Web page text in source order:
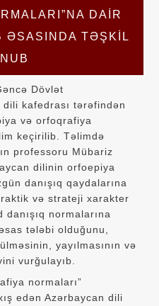
DAIR
ƏSASINDA TƏŞKIL
Dövlət
kafedrası tərəfindən
və orfoqrafiya
keçirilib. Təlimdə
professoru Mübariz
dilinin orfoepiya
danışıq qaydalarına
və strateji xarakter
danışıq normalarına
tələbi olduğunu,
yayılmasının və
vurğulayıb.
normaları”
edən Azərbaycan dili